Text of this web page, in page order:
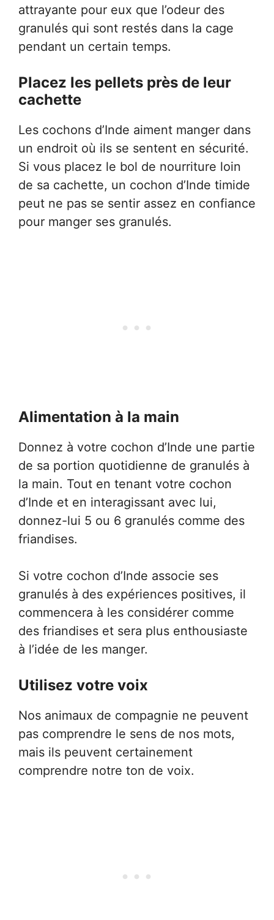
attrayante pour eux que l’odeur des
granulés qui sont restés dans la cage
pendant un certain temps.
Placez les pellets près de leur
cachette
Les cochons d’Inde aiment manger dans
un endroit où ils se sentent en sécurité.
Si vous placez le bol de nourriture loin
de sa cachette, un cochon d’Inde timide
peut ne pas se sentir assez en confiance
pour manger ses granulés.
Alimentation à la main
Donnez à votre cochon d’Inde une partie
de sa portion quotidienne de granulés à
la main. Tout en tenant votre cochon
d’Inde et en interagissant avec lui,
donnez-lui 5 ou 6 granulés comme des
friandises.
Si votre cochon d’Inde associe ses
granulés à des expériences positives, il
commencera à les considérer comme
des friandises et sera plus enthousiaste
à l’idée de les manger.
Utilisez votre voix
Nos animaux de compagnie ne peuvent
pas comprendre le sens de nos mots,
mais ils peuvent certainement
comprendre notre ton de voix.